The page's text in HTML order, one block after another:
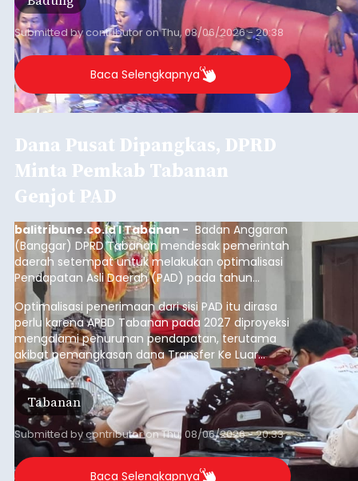
Submitted bycontributoronThu, 08/06/2026 - 20:38
Baca Selengkapnya
Dana Pusat Dipangkas, DPRD
Minta Pemkab Tabanan
Genjot PAD
balitribune.co.id I Tabanan - Badan Anggaran
(Banggar) DPRD Tabanan mendesak pemerintah
daerah setempat untuk melakukan optimalisasi
Pendapatan Asli Daerah (PAD) pada tahun
anggaran 2027.
Optimalisasi penerimaan dari sisi PAD itu dirasa
perlu karena APBD Tabanan pada 2027 diproyeksi
mengalami penurunan pendapatan, terutama
akibat pemangkasan dana Transfer Ke Luar
Daerah (TKD) dari pemerintah pusat.
Tabanan
Submitted bycontributoronThu, 08/06/2026 - 20:33
Baca Selengkapnya